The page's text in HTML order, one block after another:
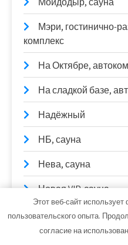
Мэри, гостинично-
комплекс
На Октябре,
На сладкой базе,
Надёжный
НБ, сауна
Нева, сауна
Новая VIP, сауна
Новоизмайловская,
финская сауна
Этот веб-сайт
пользовательского опыта.
согласие на